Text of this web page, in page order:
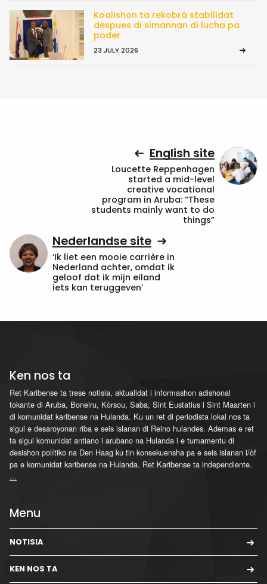
Koalishon ta rekobrá stabilidat
despues di simannan di lucha pa
poder
23 JULY 2026
English site
Loucette Reppenhagen
started a mid-level
creative vocational
program in Aruba: “These
students mainly want to do
things”
Nederlandse site
‘Ik liet een mooie carrière in
Nederland achter, omdat ik
geloof dat ik mijn eiland
iets kan teruggeven’
Ken nos ta
Ret Karibense ta trese notisia, aktualidat i informashon adishonal
tokante di Aruba, Boneiru, Kòrsou, Saba, Sint Eustatius i Sint Maarten i
di komunidat karibense na Hulanda. Ku un ret di periodista lokal nos ta
sigui e desaroyonan riba e seis islanan di Reino hulandes. Ademas e ret
ta sigui komunidat antiano i arubano na Hulanda i e tumamentu di
desishon polítiko na Den Haag ku tin konsekuensha pa e seis islanan i/òf
pa e komunidat karibense na Hulanda. Ret Karibense ta independiente.
...
Menu
NOTISIA
KEN NOS TA